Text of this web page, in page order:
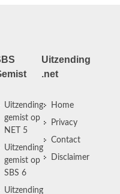
Uitzending
gemist op
NET 5
Uitzending
gemist op
SBS 6
Uitzending
Uitzending
.net
Home
Privacy
Contact
Disclaimer